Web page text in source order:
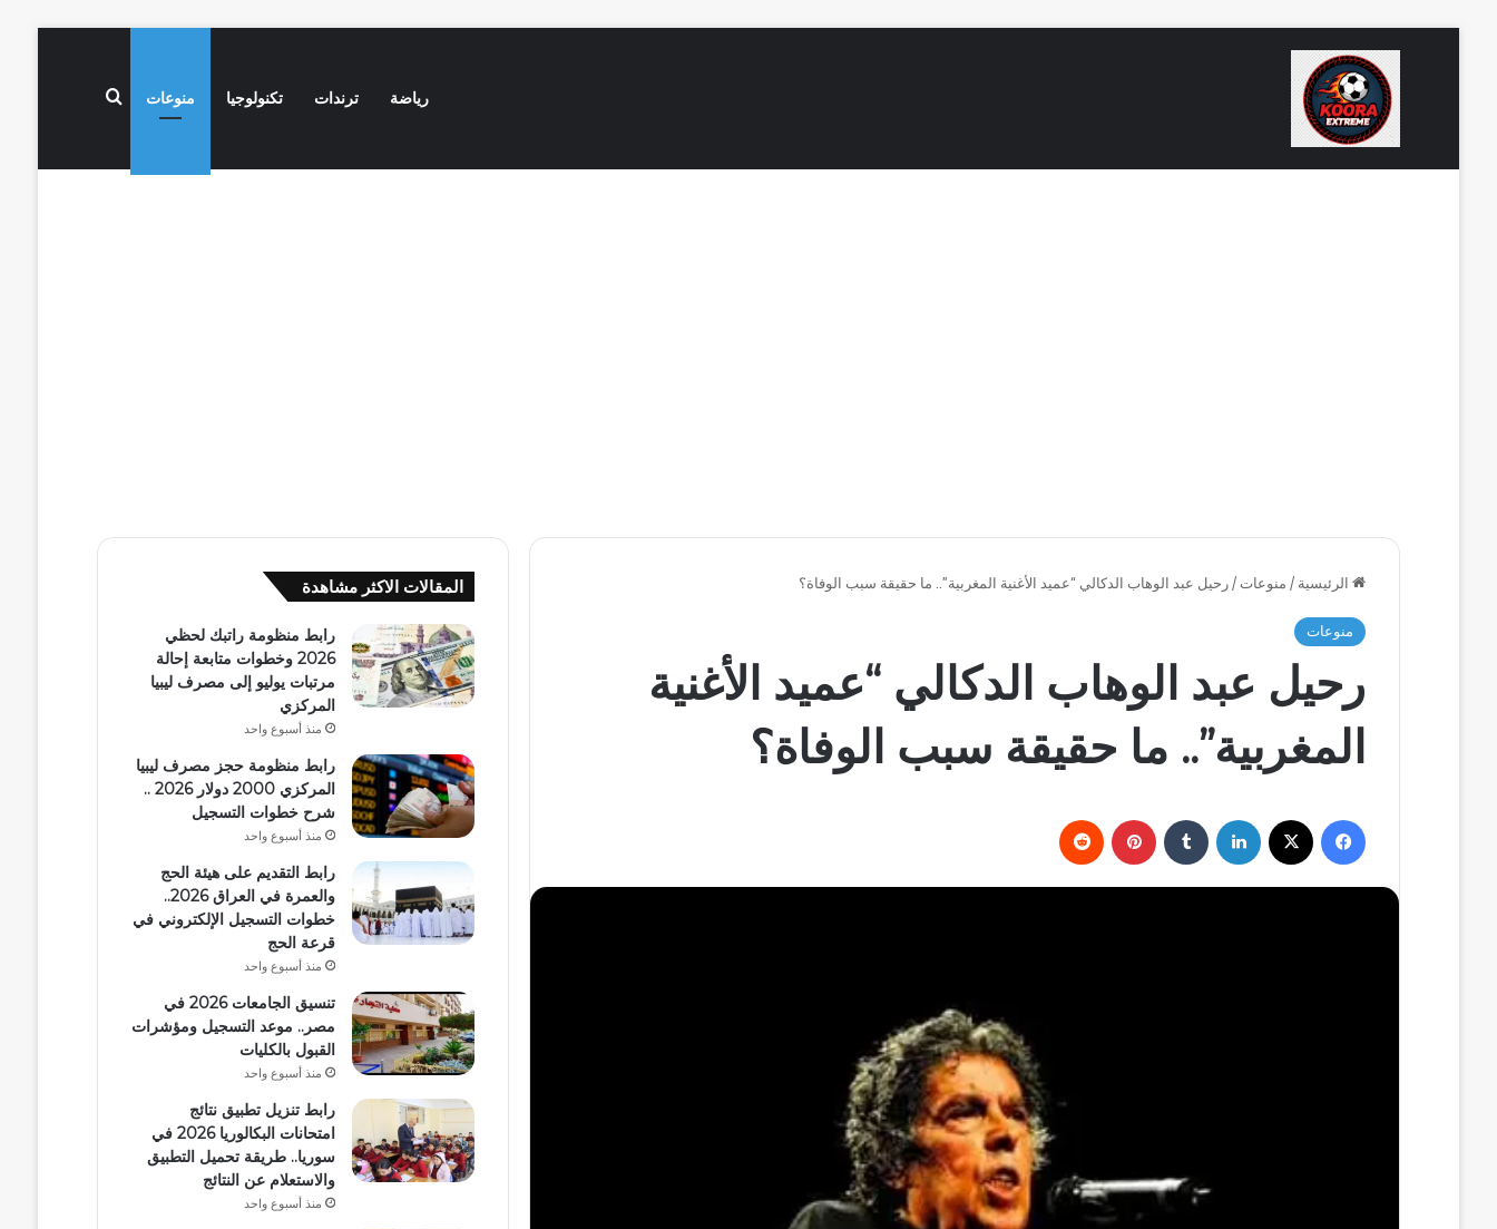
رياضة ترندات تكنولوجيا منوعات بحث عن
الرئيسية / منوعات / رحيل عبد الوهاب الدكالي “عميد الأغنية المغربية”.. ما حقيقة سبب الوفاة؟
منوعات
رحيل عبد الوهاب الدكالي “عميد الأغنية
المغربية”.. ما حقيقة سبب الوفاة؟
فيسبوك لينكدإن بينتيريست
المقالات الاكثر مشاهدة
رابط منظومة راتبك لحظي
2026 وخطوات متابعة إحالة
مرتبات يوليو إلى مصرف ليبيا
المركزي
منذ أسبوع واحد
رابط منظومة حجز مصرف ليبيا
المركزي 2000 دولار 2026 ..
شرح خطوات التسجيل
منذ أسبوع واحد
رابط التقديم على هيئة الحج
والعمرة في العراق 2026..
خطوات التسجيل الإلكتروني في
قرعة الحج
منذ أسبوع واحد
تنسيق الجامعات 2026 في
مصر.. موعد التسجيل ومؤشرات
القبول بالكليات
منذ أسبوع واحد
رابط تنزيل تطبيق نتائج
امتحانات البكالوريا 2026 في
سوريا.. طريقة تحميل التطبيق
والاستعلام عن النتائج
منذ أسبوع واحد